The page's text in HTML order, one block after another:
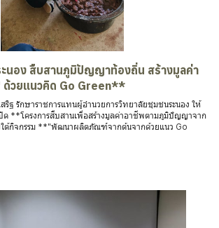
นอง สืบสานภูมิปัญญาท้องถิ่น สร้างมูลค่า
ด้วยแนวคิด Go Green**
ริฐ รักษาราชการแทนผู้อำนวยการวิทยาลัยชุมชนระนอง ให้
ปิด **โครงการสืบสานเพื่อสร้างมูลค่าอาชีพตามภูมิปัญญาจาก
ต้กิจกรรม **"พัฒนาผลิตภัณฑ์จากต้นจากด้วยแนว Go